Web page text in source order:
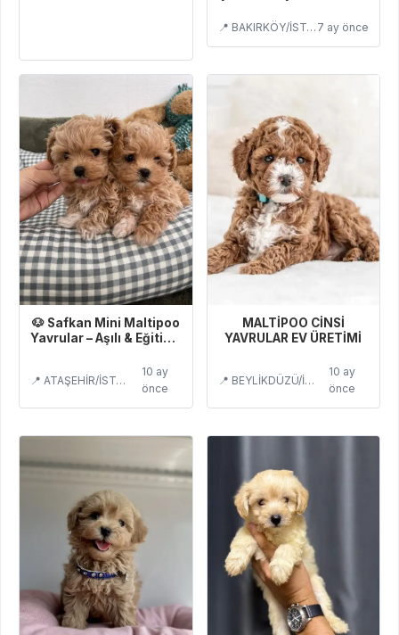
📍 BAKIRKÖY/İSTANBUL 7 ay önce
🐶 Safkan Mini Maltipoo
Yavrular – Aşılı & Eğitimli
📍 ATAŞEHİR/İSTANBUL
10 ay
önce
MALTİPOO CİNSİ
YAVRULAR EV ÜRETİMİ
📍 BEYLİKDÜZÜ/İSTANBUL
10 ay
önce